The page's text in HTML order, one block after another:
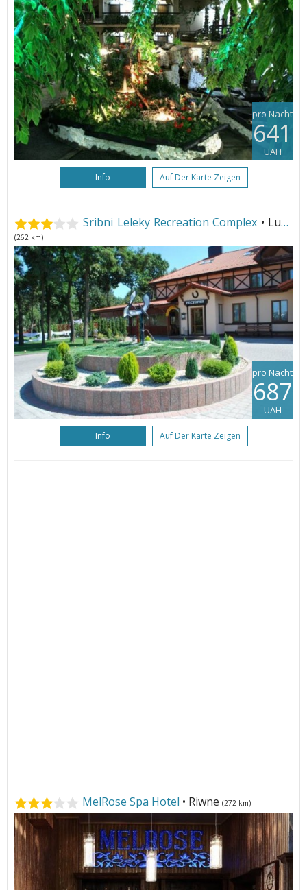
pro Nacht
641
UAH
Info Auf Der Karte Zeigen
Sribni Leleky Recreation Complex • Luzk
(262 km)
pro Nacht
687
UAH
Info Auf Der Karte Zeigen
MelRose Spa Hotel • Riwne (272 km)